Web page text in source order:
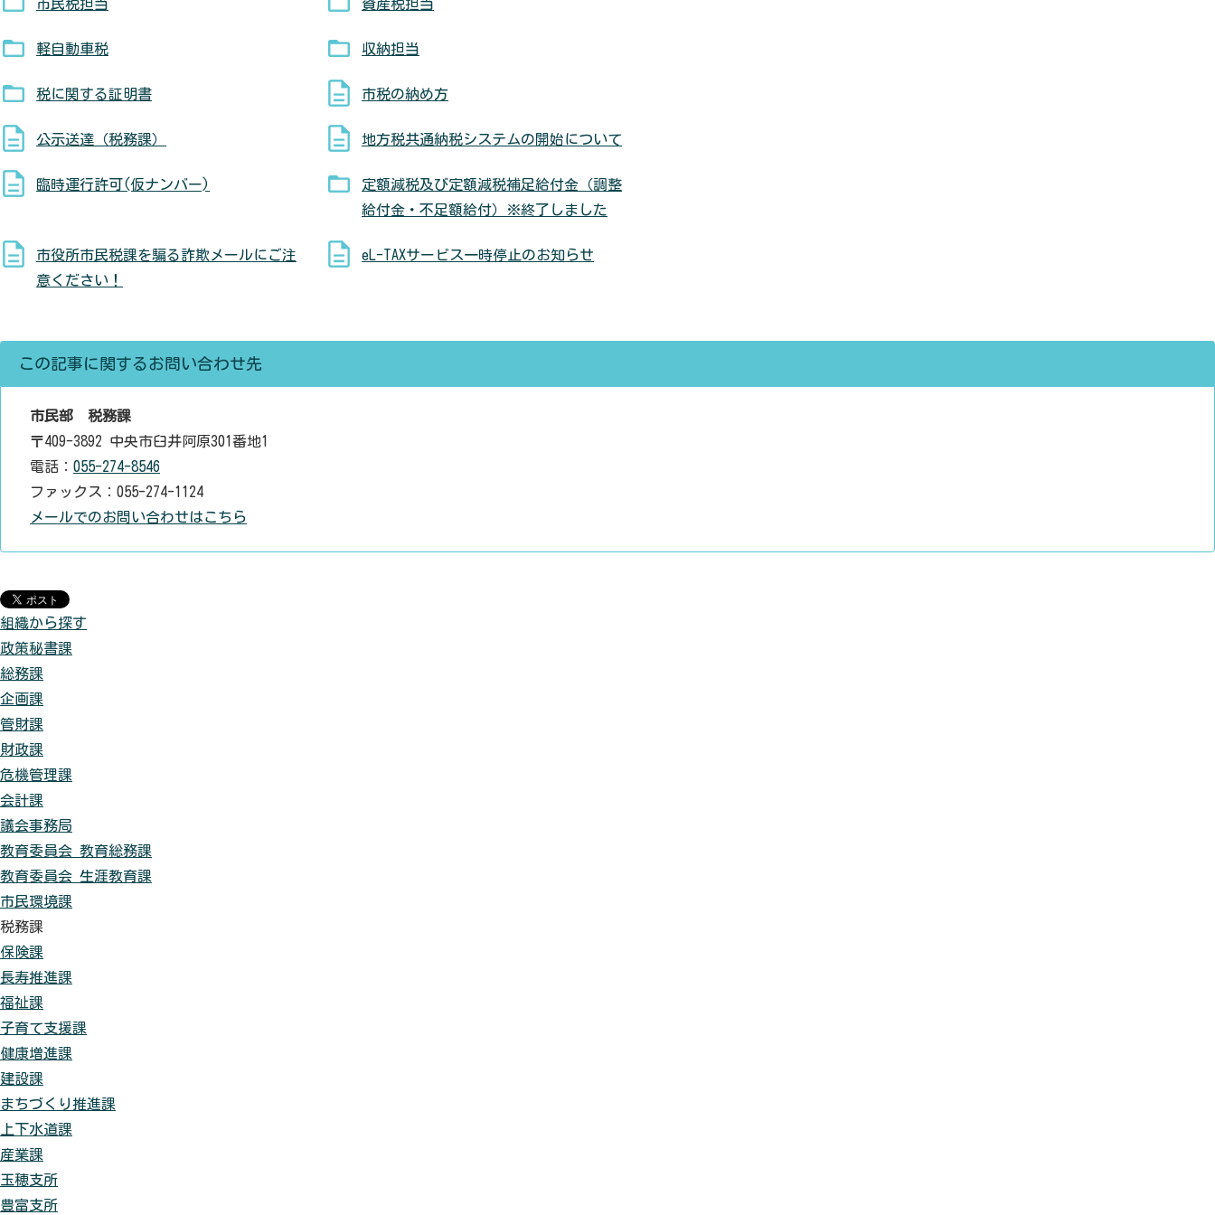
市民税担当 資産税担当
軽自動車税 収納担当
税に関する証明書 市税の納め方
公示送達（税務課） 地方税共通納税システムの開始について
臨時運行許可(仮ナンバー)
定額減税及び定額減税補足給付金（調整
給付金・不足額給付）※終了しました
市役所市民税課を騙る詐欺メールにご注
意ください！
eL-TAXサービス一時停止のお知らせ
この記事に関するお問い合わせ先
市民部 税務課
〒409-3892 中央市臼井阿原301番地1
電話： 055-274-8546
ファックス：055-274-1124
メールでのお問い合わせはこちら
組織から探す
政策秘書課
総務課
企画課
管財課
財政課
危機管理課
会計課
議会事務局
教育委員会 教育総務課
教育委員会 生涯教育課
市民環境課
税務課
保険課
長寿推進課
福祉課
子育て支援課
健康増進課
建設課
まちづくり推進課
上下水道課
産業課
玉穂支所
豊富支所